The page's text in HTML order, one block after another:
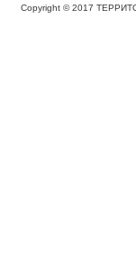
Copyright © 2017